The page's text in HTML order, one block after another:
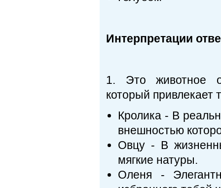
Интерпретации
1. Это животное
который привлекает
Кролика - В
внешностью
Овцу - В
мягкие натуры.
Оленя -